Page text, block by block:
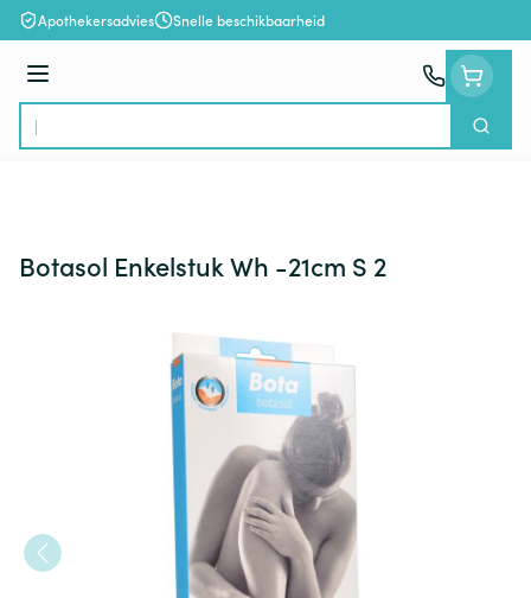
Ga naar de inhoud
Apothekersadvies Snelle beschikbaarheid
Menu
Product, merk, categorie...
Zoek
Botasol Enkelstuk Wh -21cm S 2